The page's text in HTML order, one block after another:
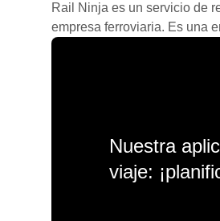
Rail Ninja es un servicio de
empresa ferroviaria. Es una
Nuestra
viaje: